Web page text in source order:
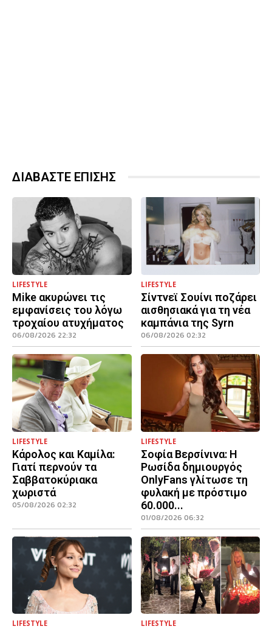
ΔΙΑΒΑΣΤΕ ΕΠΙΣΗΣ
LIFESTYLE
Mike ακυρώνει τις
εμφανίσεις του λόγω
τροχαίου ατυχήματος
06/08/2026 22:32
LIFESTYLE
Σίντνεϊ Σουίνι ποζάρει
αισθησιακά για τη νέα
καμπάνια της Syrn
06/08/2026 02:32
LIFESTYLE
Κάρολος και Καμίλα:
Γιατί περνούν τα
Σαββατοκύριακα
χωριστά
05/08/2026 02:32
LIFESTYLE
Σοφία Βερσίνινα: Η
Ρωσίδα δημιουργός
OnlyFans γλίτωσε τη
φυλακή με πρόστιμο
60.000...
01/08/2026 06:32
LIFESTYLE LIFESTYLE